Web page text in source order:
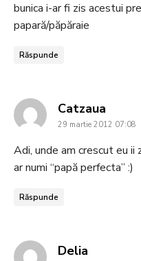
bunica i-ar fi zis acestui
papară/păpăraie
Răspunde
Catzaua
29 martie 2012 07:08
Adi, unde am crescut eu ii
ar numi “papă perfecta” :)
Răspunde
Delia